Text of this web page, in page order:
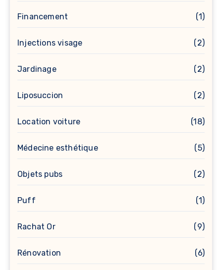
Financement (1)
Injections visage (2)
Jardinage (2)
Liposuccion (2)
Location voiture (18)
Médecine esthétique (5)
Objets pubs (2)
Puff (1)
Rachat Or (9)
Rénovation (6)